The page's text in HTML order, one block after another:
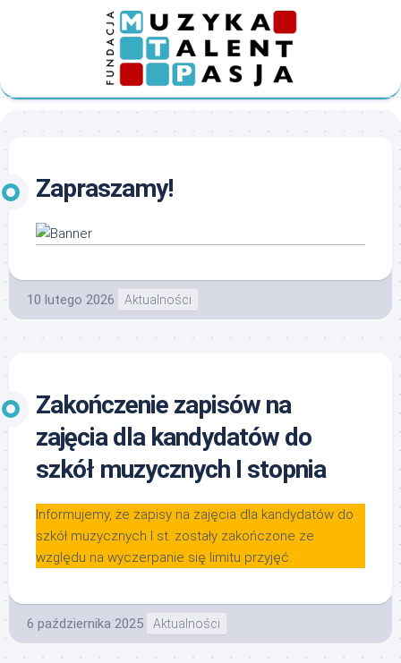
Zapraszamy!
10 lutego 2026 Aktualności
Zakończenie zapisów na
zajęcia dla kandydatów do
szkół muzycznych I stopnia
Informujemy, że zapisy na zajęcia dla kandydatów do
szkół muzycznych I st. zostały zakończone ze
względu na wyczerpanie się limitu przyjęć.
6 października 2025 Aktualności